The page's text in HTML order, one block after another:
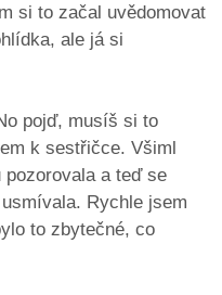
si to začal uvědomovat
ale já si
pojď, musíš si to
k sestřičce. Všiml
a teď se
Rychle jsem
to zbytečné, co